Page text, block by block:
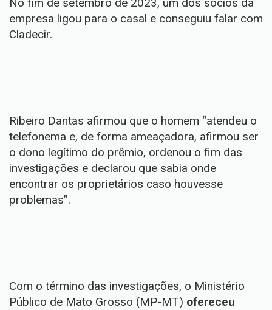
No fim de setembro de 2023, um dos sócios da
empresa ligou para o casal e conseguiu falar com
Cladecir.
Ribeiro Dantas afirmou que o homem “atendeu o
telefonema e, de forma ameaçadora, afirmou ser
o dono legítimo do prêmio, ordenou o fim das
investigações e declarou que sabia onde
encontrar os proprietários caso houvesse
problemas”.
Com o término das investigações, o Ministério
Público de Mato Grosso (MP-MT) ofereceu